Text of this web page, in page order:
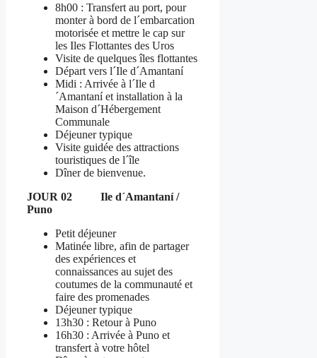
8h00 : Transfert au port, pour
monter à bord de l´embarcation
motorisée et mettre le cap sur
les Iles Flottantes des Uros
Visite de quelques îles flottantes
Départ vers l´Ile d´Amantaní
Midi : Arrivée à l´Ile d
´Amantaní et installation à la
Maison d´Hébergement
Communale
Déjeuner typique
Visite guidée des attractions
touristiques de l´île
Dîner de bienvenue.
JOUR 02 Ile d´Amantaní /
Puno
Petit déjeuner
Matinée libre, afin de partager
des expériences et
connaissances au sujet des
coutumes de la communauté et
faire des promenades
Déjeuner typique
13h30 : Retour à Puno
16h30 : Arrivée à Puno et
transfert à votre hôtel